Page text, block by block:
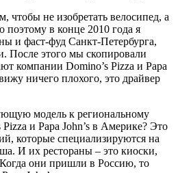
не изобретать велосипед, а
поэтому в конце 2010 года я
и фаст-фуд Санкт-Петербурга,
После этого мы скопировали
компании Domino’s Pizza и Papa
ничего плохого, это драйвер
модель к региональному
и Papa John’s в Америке? Это
которые специализируются на
И их рестораны – это киоски,
они пришли в Россию, то